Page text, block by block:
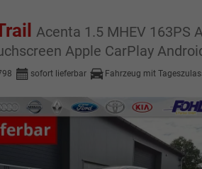
Acenta 1.5 MHEV 163PS
Apple CarPlay
sofort lieferbar Fahrzeug mit